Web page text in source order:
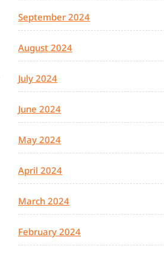
September 2024
August 2024
July 2024
June 2024
May 2024
April 2024
March 2024
February 2024